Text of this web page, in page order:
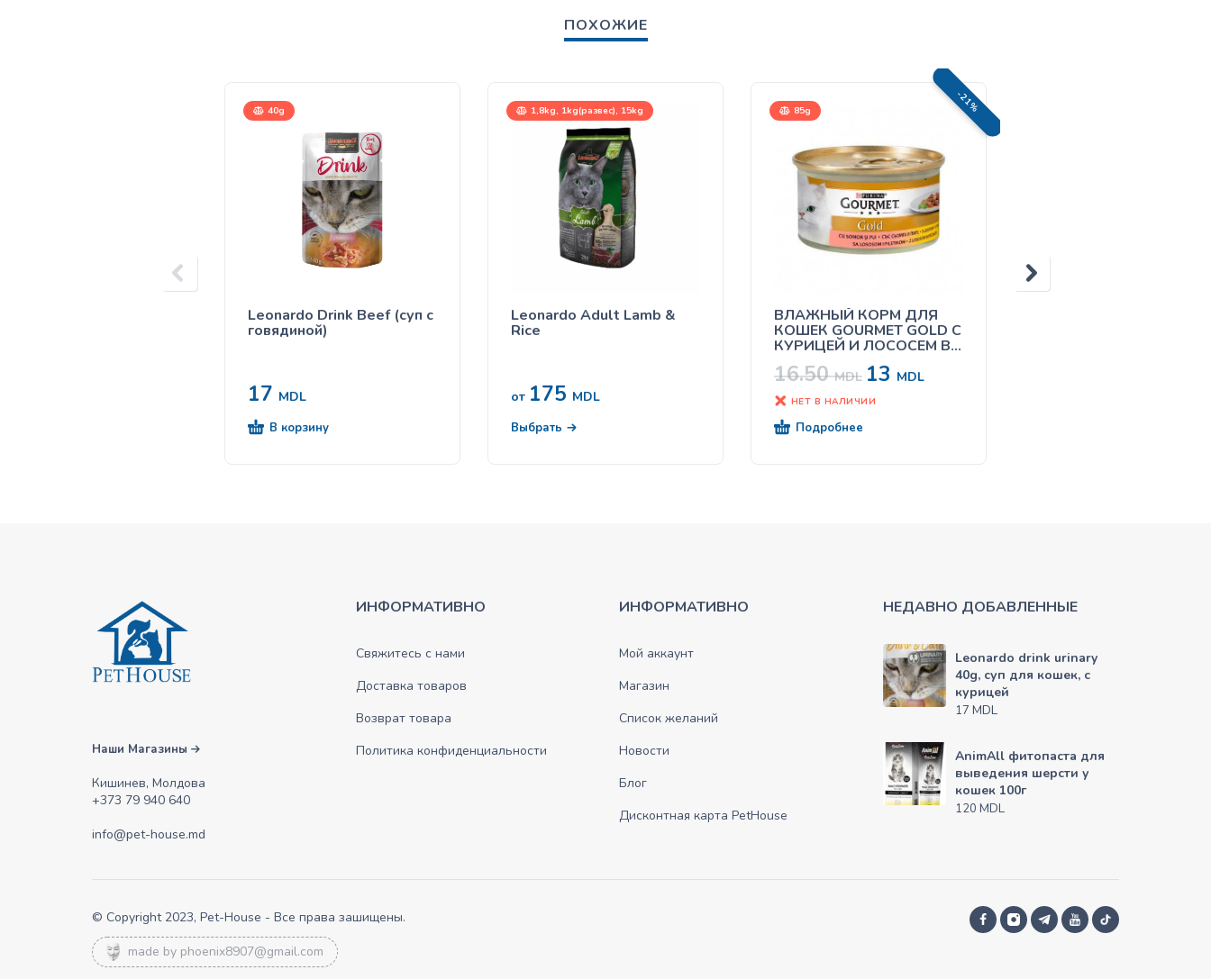
ПОХОЖИЕ
40g
Leonardo Drink Beef (суп с
говядиной)
17 MDL
В корзину
1,8kg, 1kg(развес), 15kg
Leonardo Adult Lamb &
Rice
от 175 MDL
Выбрать
85g -21%
ВЛАЖНЫЙ КОРМ ДЛЯ
КОШЕК GOURMET GOLD С
КУРИЦЕЙ И ЛОСОСЕМ В
СОУСЕ 85Г
16.50MDL 13 MDL
НЕТ В НАЛИЧИИ
Подробнее
Наши Магазины
Кишинев, Молдова
+373 79 940 640
info@pet-house.md
ИНФОРМАТИВНО
Свяжитесь с нами
Доставка товаров
Возврат товара
Политика конфиденциальности
ИНФОРМАТИВНО
Мой аккаунт
Магазин
Список желаний
Новости
Блог
Дисконтная карта PetHouse
НЕДАВНО ДОБАВЛЕННЫЕ
Leonardo drink urinary
40g, суп для кошек, с
курицей
17 MDL
AnimAll фитопаста для
выведения шерсти у
кошек 100г
120 MDL
© Copyright 2023, Pet-House - Все права зашищены.
made by phoenix8907@gmail.com